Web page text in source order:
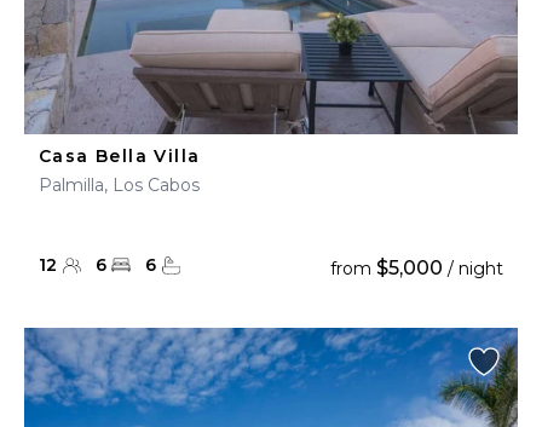
Casa Bella Villa
Palmilla, Los Cabos
12 6 6 from $5,000 / night